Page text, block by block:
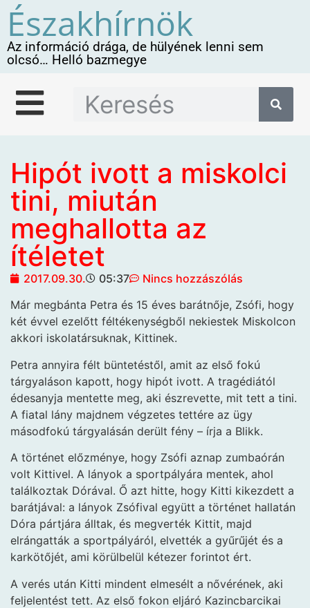
Északhírnök
Az információ drága, de hülyének lenni sem
olcsó… Helló bazmegye
Hipót ivott a miskolci
tini, miután
meghallotta az
ítéletet
2017.09.30. 05:37
Nincs hozzászólás
Már megbánta Petra és 15 éves barátnője, Zsófi, hogy
két évvel ezelőtt féltékenységből nekiestek Miskolcon
akkori iskolatársuknak, Kittinek.
Petra annyira félt büntetéstől, amit az első fokú
tárgyaláson kapott, hogy hipót ivott. A tragédiától
édesanyja mentette meg, aki észrevette, mit tett a tini.
A fiatal lány majdnem végzetes tettére az ügy
másodfokú tárgyalásán derült fény – írja a Blikk.
A történet előzménye, hogy Zsófi aznap zumbaórán
volt Kittivel. A lányok a sportpályára mentek, ahol
találkoztak Dórával. Ő azt hitte, hogy Kitti kikezdett a
barátjával: a lányok Zsófival együtt a történet hallatán
Dóra pártjára álltak, és megverték Kittit, majd
elrángatták a sportpályáról, elvették a gyűrűjét és a
karkötőjét, ami körülbelül kétezer forintot ért.
A verés után Kitti mindent elmesélt a nővérének, aki
feljelentést tett. Az első fokon eljáró Kazincbarcikai